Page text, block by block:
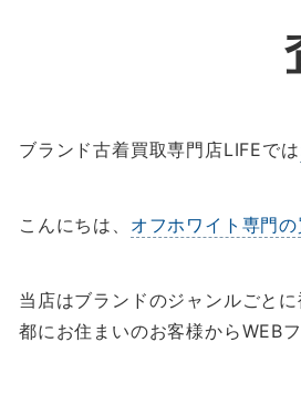
ブランド古着買取専門店LIFEでは
こんにちは、 オフホワイト専門
当店はブランドのジャンルごと
都にお住まいのお客様からWEB